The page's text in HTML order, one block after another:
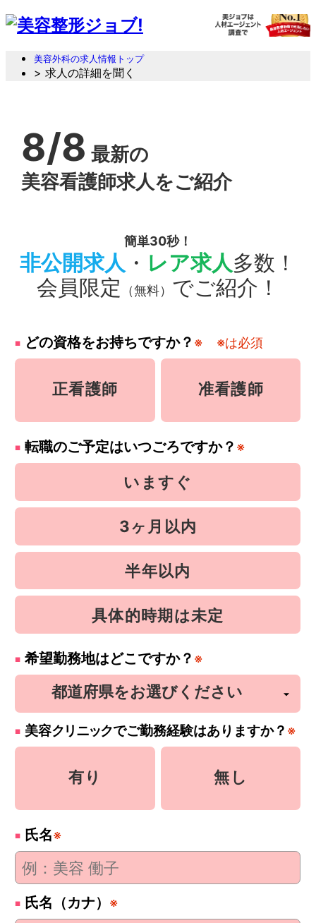
美容外科の求人情報トップ
> 求人の詳細を聞く
8/8 最新の
美容看護師求人をご紹介
簡単30秒！
非公開求人 ・ レア求人多数！
会員限定
（無料） でご紹介！
どの資格をお持ちですか？ ※ ※は必須
正看護師 准看護師
転職のご予定はいつごろですか？ ※
いますぐ
3ヶ月以内
半年以内
具体的時期は未定
希望勤務地はどこですか？ ※
美容クリニックでご勤務経験はありますか？ ※
有り 無し
氏名※
氏名（カナ） ※